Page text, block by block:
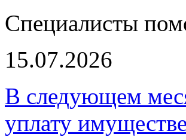
Специалисты
15.07.2026
В следующем
уплату